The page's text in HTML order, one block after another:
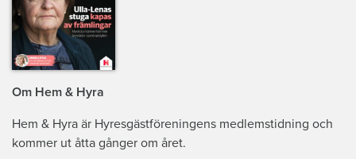
Om Hem & Hyra
Hem & Hyra är Hyresgästföreningens medlemstidning och
kommer ut åtta gånger om året.